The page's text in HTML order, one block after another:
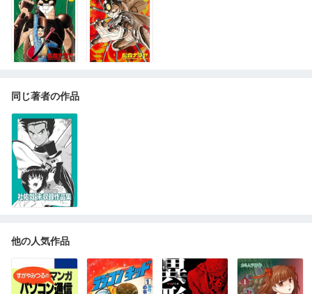
同じ著者の作品
他の人気作品